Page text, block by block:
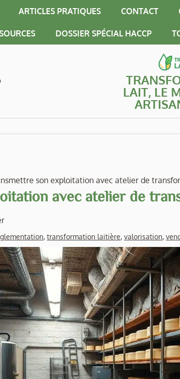
ARTICLES PRATIQUES CONTACT
DOSSIER SPÉCIAL HACCP
LAIT, LE
son exploitation avec atelier de
avec atelier de
, transformation laitière, valorisation,